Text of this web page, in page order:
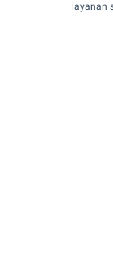
layanan